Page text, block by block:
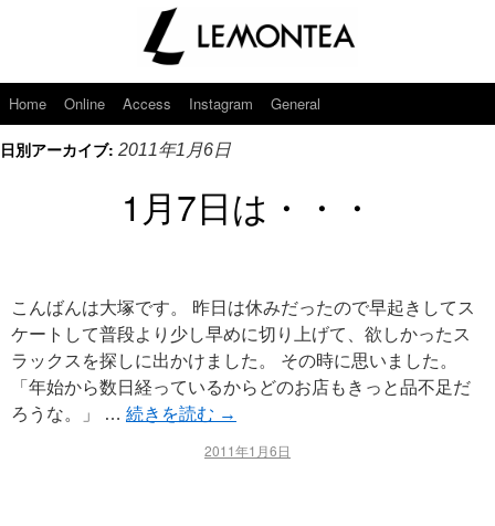
Home Online Access Instagram General
日別アーカイブ: 2011年1月6日
1月7日は・・・
こんばんは大塚です。 昨日は休みだったので早起きしてス
ケートして普段より少し早めに切り上げて、欲しかったス
ラックスを探しに出かけました。 その時に思いました。
「年始から数日経っているからどのお店もきっと品不足だ
ろうな。」 … 続きを読む →
2011年1月6日